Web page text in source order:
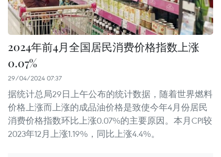
2024年前4月全国居民消费价格指数上涨
0.07%
29/04/2024 07:37
据统计总局29日上午公布的统计数据，随着世界燃料
价格上涨而上涨的成品油价格是致使今年4月份居民
消费价格指数环比上涨0.07%的主要原因。本月CPI较
2023年12月上涨1.19%，同比上涨4.4%。